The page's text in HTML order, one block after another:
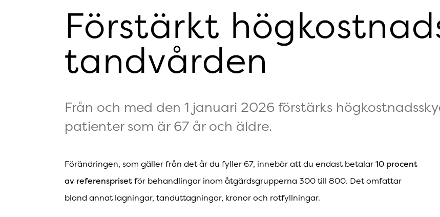
Förstärkt
tandvården
Från och med den 1 januari 2026 förstärks
patienter som är 67 år och äldre.
Förändringen, som gäller från det år du fyller 67, innebär att du endast betalar 10 procent
av referenspriset för behandlingar inom åtgärdsgrupperna 300 till 800. Det omfattar
bland annat lagningar, tanduttagningar, kronor och rotfyllningar.